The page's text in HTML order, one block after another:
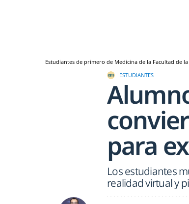
Estudiantes de primero de Medicina de la Facultad de
ESTUDIANTES
para
Los estudiantes
realidad virtual y